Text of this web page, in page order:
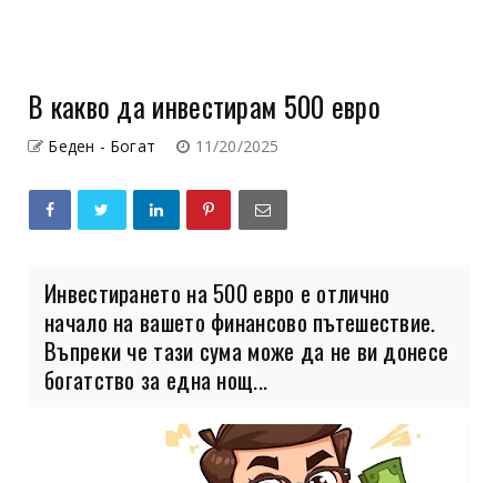
В какво да инвестирам 500 евро
Беден - Богат 11/20/2025
Инвестирането на 500 евро е отлично
начало на вашето финансово пътешествие.
Въпреки че тази сума може да не ви донесе
богатство за една нощ...